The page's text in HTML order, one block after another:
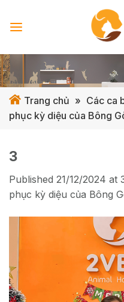
Trang chủ » Các ca
phục kỳ diệu của Bông
3
Published 21/12/2024 at
phục kỳ diệu của Bông